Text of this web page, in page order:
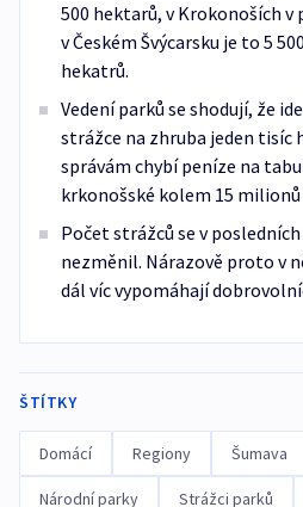
500 hektarů, v Krokonoších v
v Českém Švýcarsku je to 5
hekatrů.
Vedení parků se shodují, že
strážce na zhruba jeden tisíc
správám chybí peníze na
krkonošské kolem 15 milionů
Počet strážců se v
nezměnil. Nárazově proto v
dál víc vypomáhají
ŠTÍTKY
Domácí Regiony Šumava
Národní parky Strážci parků